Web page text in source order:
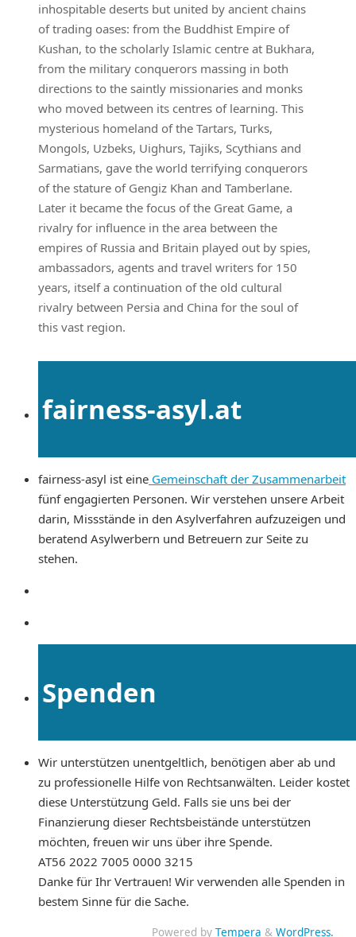
inhospitable deserts but united by ancient chains
of trading oases: from the Buddhist Empire of
Kushan, to the scholarly Islamic centre at Bukhara,
from the military conquerors massing in both
directions to the saintly missionaries and monks
who moved between its centres of learning. This
mysterious homeland of the Tartars, Turks,
Mongols, Uzbeks, Uighurs, Tajiks, Scythians and
Sarmatians, gave the world terrifying conquerors
of the stature of Gengiz Khan and Tamberlane.
Later it became the focus of the Great Game, a
rivalry for influence in the area between the
empires of Russia and Britain played out by spies,
ambassadors, agents and travel writers for 150
years, itself a continuation of the old cultural
rivalry between Persia and China for the soul of
this vast region.
fairness-asyl.at
fairness-asyl ist eine Gemeinschaft der Zusammenarbeit
fünf engagierten Personen. Wir verstehen unsere Arbeit
darin, Missstände in den Asylverfahren aufzuzeigen und
beratend Asylwerbern und Betreuern zur Seite zu
stehen.
Spenden
Wir unterstützen unentgeltlich, benötigen aber ab und
zu professionelle Hilfe von Rechtsanwälten. Leider kostet
diese Unterstützung Geld. Falls sie uns bei der
Finanzierung dieser Rechtsbeistände unterstützen
möchten, freuen wir uns über ihre Spende.
AT56 2022 7005 0000 3215
Danke für Ihr Vertrauen! Wir verwenden alle Spenden in
bestem Sinne für die Sache.
Powered by Tempera & WordPress.